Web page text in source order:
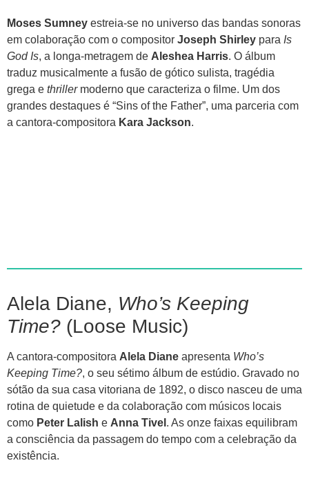
Moses Sumney estreia-se no universo das bandas sonoras
em colaboração com o compositor Joseph Shirley para Is
God Is, a longa-metragem de Aleshea Harris. O álbum
traduz musicalmente a fusão de gótico sulista, tragédia
grega e thrillermoderno que caracteriza o filme. Um dos
grandes destaques é “Sins of the Father”, uma parceria com
a cantora-compositora Kara Jackson.
Alela Diane, Who’s Keeping
Time? (Loose Music)
A cantora-compositora Alela Diane apresenta Who’s
Keeping Time?, o seu sétimo álbum de estúdio. Gravado no
sótão da sua casa vitoriana de 1892, o disco nasceu de uma
rotina de quietude e da colaboração com músicos locais
como Peter Lalish e Anna Tivel . As onze faixas equilibram
a consciência da passagem do tempo com a celebração da
existência.